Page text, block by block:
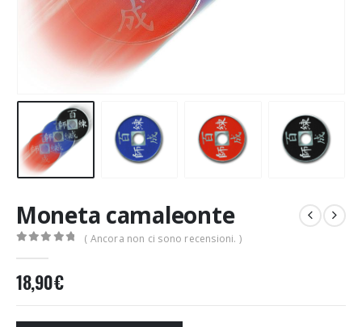
Moneta camaleonte
( Ancora non ci sono recensioni. )
18,90€